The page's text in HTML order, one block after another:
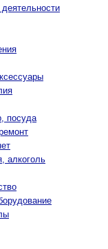
посуда
алкоголь